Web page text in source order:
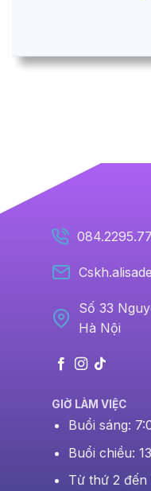
Số 33
Hà Nội
GIỜ LÀM VIỆC
Buổi sáng:
Buổi chiều:
Từ thứ 2 đến